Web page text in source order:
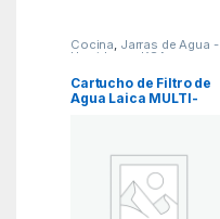
Cocina, Jarras de Agua -
Hervidores KSA
Cartucho de Filtro de
Agua Laica MULTI-